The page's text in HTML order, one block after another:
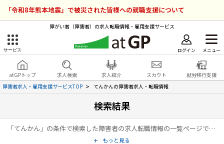
「令和8年熊本地震」で被災された皆様への就職支援について
障がい者（障害者）の求人転職情報・雇用支援サービス
サービス ログイン メニュー
atGPトップ 求人検索 求人紹介 スカウト
就労移行支援
障害者求人・雇用支援サービスTOP
てんかんの障害者求人・転職情報
検索結果
「てんかん」の条件で検索した障害者の求人転職情報の一覧ページです。アットジーピー（atGP）は、障害者の求人情報・障害者専門の転職支援サービス（エージェント）・就労移行支援事業所など、雇用に関する様々なサービスを展開している障害者の「働く」をトータルでサポートするサービスです。
もっと見る
障害者雇用のアットジーピー
サービスラインナップ
障害者専門の就転職支援サービス
ログイン 会員登録 無料